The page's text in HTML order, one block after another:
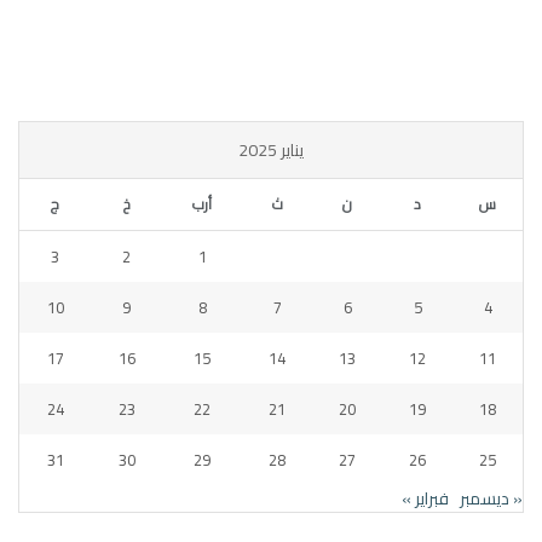
يناير 2025
س د ن ث أرب خ ج
1
2
3
4
5
6
7
8
9
10
11
12
13
14
15
16
17
18
19
20
21
22
23
24
25
26
27
28
29
30
31
« ديسمبر فبراير »